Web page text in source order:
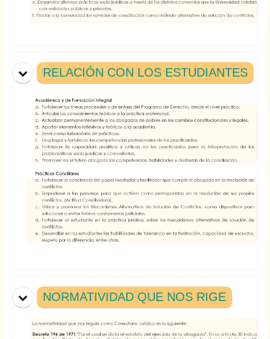
RELACIÓN CON LOS ESTUDIANTES
NORMATIVIDAD QUE NOS RIGE